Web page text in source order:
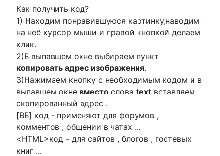
Как получить код?
1) Находим понравившуюся картинку,наводим
на неё курсор мыши и правой кнопкой делаем
клик.
2)В выпавшем окне выбираем пункт
копировать адрес изображения.
3)Нажимаем кнопку с необходимым кодом и в
выпавшем окне вместо слова text вставляем
скопированный адрес .
[BB] код - применяют для форумов ,
комментов , общении в чатах ...
<HTML>код - для сайтов , блогов , гостевых
книг ...